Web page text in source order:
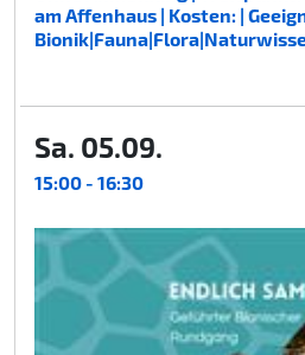
am Affenhaus | Kosten: |
Sa. 05.09.
15:00 - 16:30